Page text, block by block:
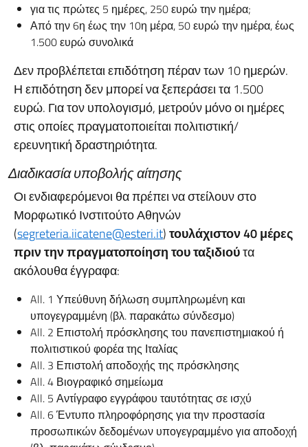
για τις πρώτες 5 ημέρες, 250 ευρώ την ημέρα;
Από την 6η έως την 10η μέρα, 50 ευρώ την ημέρα, έως
1.500 ευρώ συνολικά
Δεν προβλέπεται επιδότηση πέραν των 10 ημερών.
Η επιδότηση δεν μπορεί να ξεπεράσει τα 1.500
ευρώ. Για τον υπολογισμό, μετρούν μόνο οι ημέρες
στις οποίες πραγματοποιείται πολιτιστική/
ερευνητική δραστηριότητα.
Διαδικασίαυποβολήςαίτησης
Οι ενδιαφερόμενοι θα πρέπει να στείλουν στο
Μορφωτικό Ινστιτούτο Αθηνών
(segreteria.iicatene@esteri.it)τουλάχιστον40μέρες
πριντηνπραγματοποίησητουταξιδιούτα
ακόλουθα έγγραφα:
All. 1 Υπεύθυνη δήλωση συμπληρωμένη και
υπογεγραμμένη (βλ. παρακάτω σύνδεσμο)
All. 2 Επιστολή πρόσκλησης του πανεπιστημιακού ή
πολιτιστικού φορέα της Ιταλίας
All. 3 Επιστολή αποδοχής της πρόσκλησης
All. 4 Βιογραφικό σημείωμα
All. 5 Αντίγραφο εγγράφου ταυτότητας σε ισχύ
All. 6 Έντυπο πληροφόρησης για την προστασία
προσωπικών δεδομένων υπογεγραμμένο για αποδοχή